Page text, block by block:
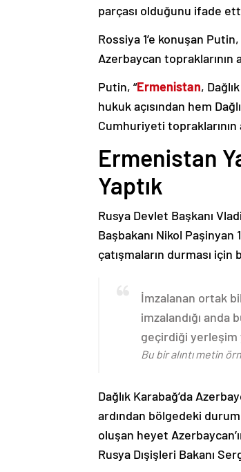
parçası olduğunu ifade
Rossiya 1’e konuşan
Azerbaycan topraklarının
Putin, “Ermenistan,
hukuk açısından hem
Cumhuriyeti topraklarının
Ermenistan
Yaptık
Rusya Devlet Başkanı
Başbakanı Nikol Paşinyan
çatışmaların durması için
İmzalanan ortak
imzalandığı anda
geçirdiği yerleşim
Bu bir alıntı metin
Dağlık Karabağ’da
ardından bölgedeki
oluşan heyet
Rusya Dışişleri Bakanı